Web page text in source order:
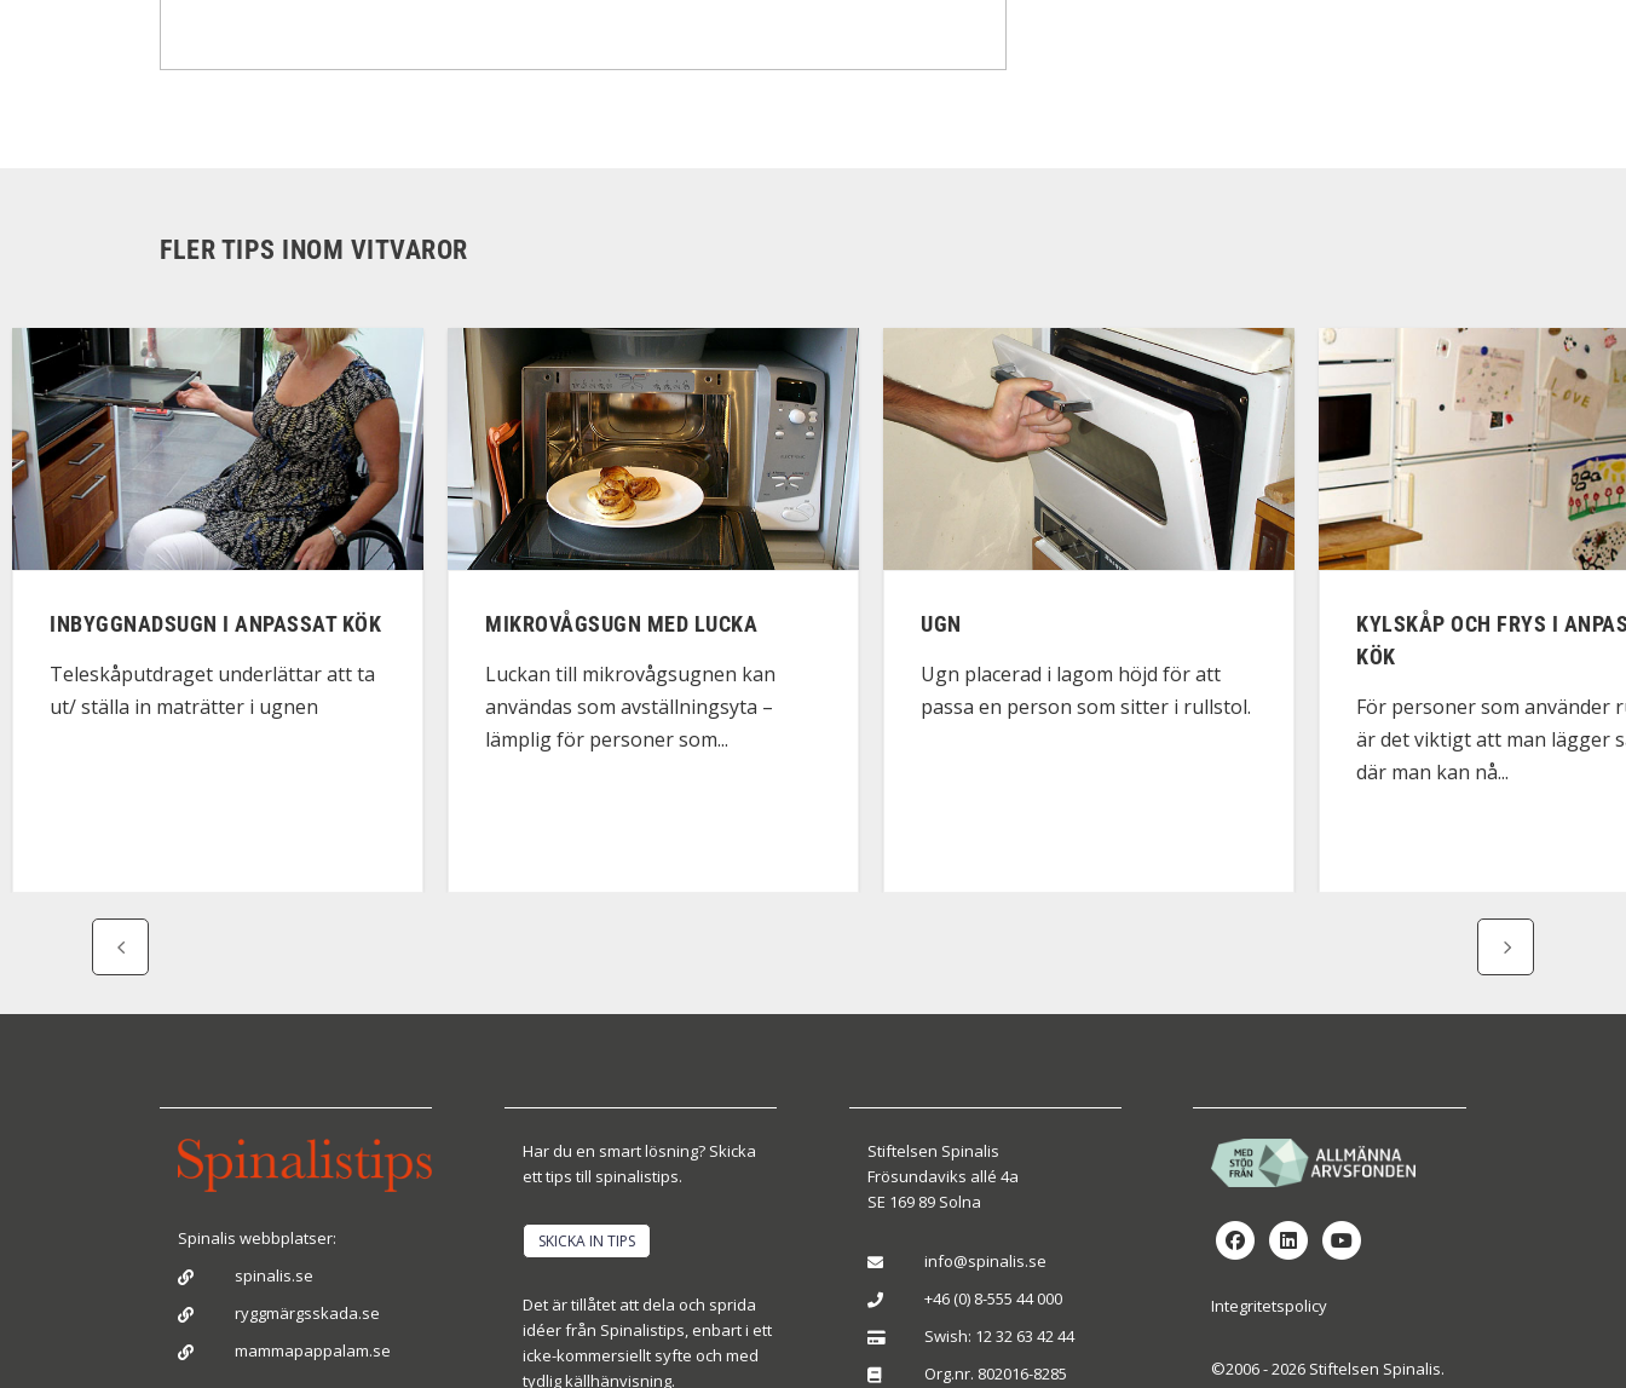
FLER TIPS INOM VITVAROR
INBYGGNADSUGN I ANPASSAT KÖK
Teleskåputdraget underlättar att ta
ut/ ställa in maträtter i ugnen
MIKROVÅGSUGN MED LUCKA
Luckan till mikrovågsugnen kan
användas som avställningsyta –
lämplig för personer som...
UGN
Ugn placerad i lagom höjd för att
passa en person som sitter i rullstol.
KYLSKÅP OCH FRYS I
KÖK
För personer som använder
är det viktigt att man lägger
där man kan nå...
Spinalis webbplatser:
 spinalis.se
 ryggmärgsskada.se
 mammapappalam.se
Har du en smart lösning? Skicka
ett tips till spinalistips.
SKICKA IN TIPS
Det är tillåtet att dela och sprida
idéer från Spinalistips, enbart i ett
icke-kommersiellt syfte och med
tydlig källhänvisning.
Stiftelsen Spinalis
Frösundaviks allé 4a
SE 169 89 Solna
 info@spinalis.se
 +46 (0) 8-555 44 000
 Swish: 12 32 63 42 44
 Org.nr. 802016-8285
Integritetspolicy
©2006 - 2026 Stiftelsen Spinalis.